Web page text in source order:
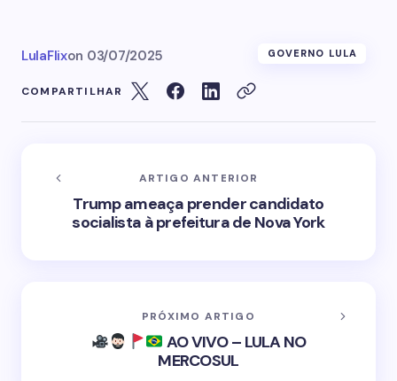
LulaFlixon 03/07/2025 GOVERNO LULA
COMPARTILHAR
ARTIGO ANTERIOR
Trump ameaça prender candidato
socialista à prefeitura de Nova York
PRÓXIMO ARTIGO
AO VIVO – LULA NO
MERCOSUL